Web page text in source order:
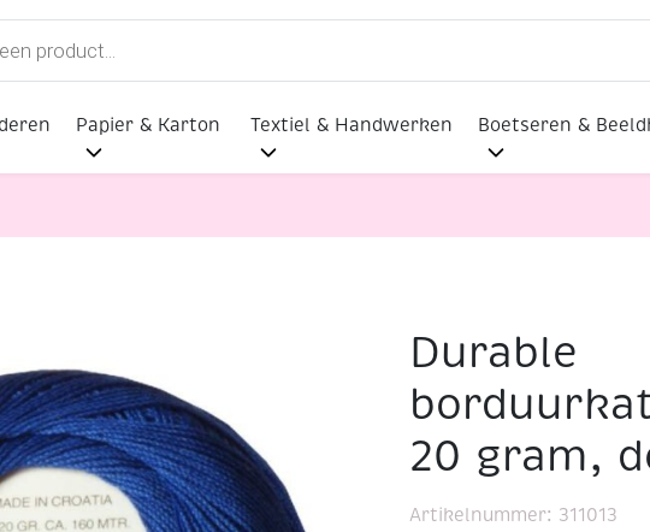
Papier & Karton Textiel & Handwerken Boetseren &
borduurkatoen/haakkatoen, 20 gram, donkerblauw
Durable
20 gram,
Artikelnummer: 311013